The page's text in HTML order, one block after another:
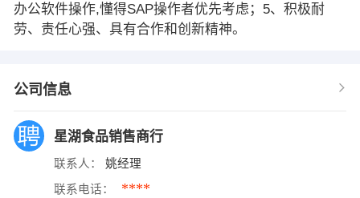
办公软件操作,懂得SAP操作者优先考虑；5、积极耐
劳、责任心强、具有合作和创新精神。
公司信息
星湖食品销售商行
联系人： 姚经理
联系电话： ****